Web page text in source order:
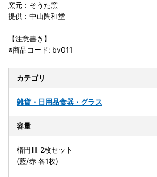
窯元：そうた窯
提供：中山陶和堂
【注意書き】
※商品コード: bv011
カテゴリ
雑貨・日用品食器・グラス
容量
楕円皿 2枚セット
(藍/赤 各1枚)